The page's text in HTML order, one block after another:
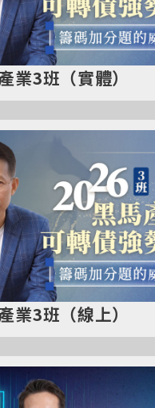
業3班（實體）
業3班（線上）